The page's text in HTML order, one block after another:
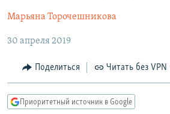
содержанию
Вернутся
главной
навигации
АВТОРСКИЕ ПРОЕКТЫ
ЦИТАТЫ СВОБОДЫ
МНЕНИЯ
КУЛЬТУРА
IDEL.РЕАЛИИ
Марьяна Торочешникова
30 апреля 2019
Поделиться Читать без VPN
Приоритетный источник в Google